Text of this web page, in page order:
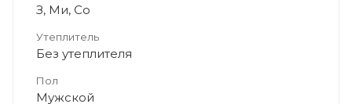
З, Ми, Со
Утеплитель
Без утеплителя
Пол
Мужской